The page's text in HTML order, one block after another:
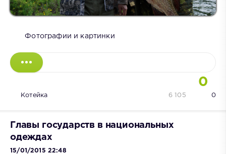
Фотографии и картинки
0
Котейка 0
6 105
Главы государств в национальных
одеждах
15/01/2015 22:48